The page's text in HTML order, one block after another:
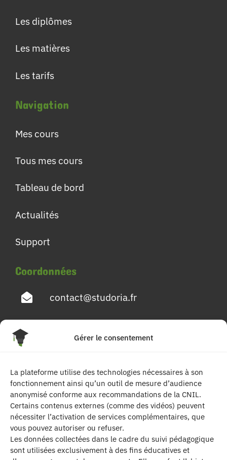
Gérer le consentement
La plateforme utilise des technologies nécessaires à son
fonctionnement ainsi qu’un outil de mesure d’audience
anonymisé conforme aux recommandations de la CNIL.
Certains contenus externes (comme des vidéos) peuvent
nécessiter l’activation de services complémentaires, que
vous pouvez autoriser ou refuser.
Les données collectées dans le cadre du suivi pédagogique
sont utilisées exclusivement à des fins éducatives et
Les diplômes
Les matières
Les tarifs
Navigation
Mes cours
Tous mes cours
Tableau de bord
Actualités
Support
Coordonnées
contact@studoria.fr
4 Rue Georges Pompidou
Suivez-nous